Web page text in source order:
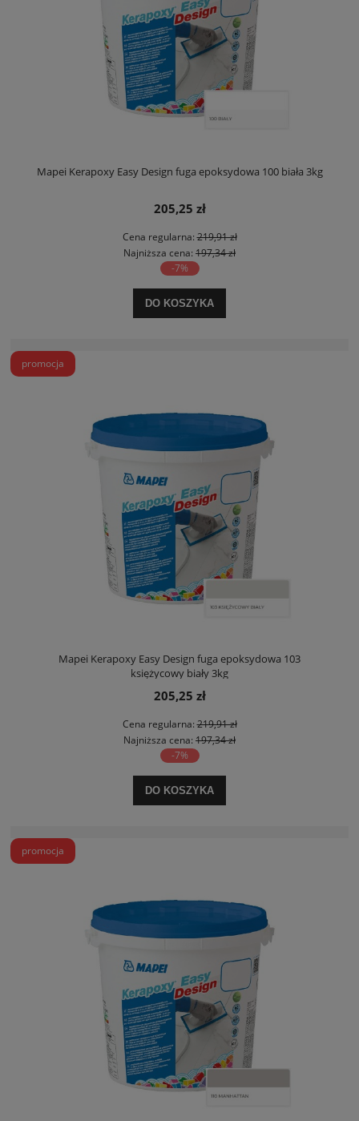
Mapei Kerapoxy Easy Design fuga epoksydowa 100 biała 3kg
205,25 zł
Cena regularna:219,91 zł
Najniższa cena: 197,34 zł
-7%
DO KOSZYKA
Mapei Kerapoxy Easy Design fuga epoksydowa 103
księżycowy biały 3kg
205,25 zł
Cena regularna:219,91 zł
Najniższa cena: 197,34 zł
-7%
DO KOSZYKA
promocja
promocja